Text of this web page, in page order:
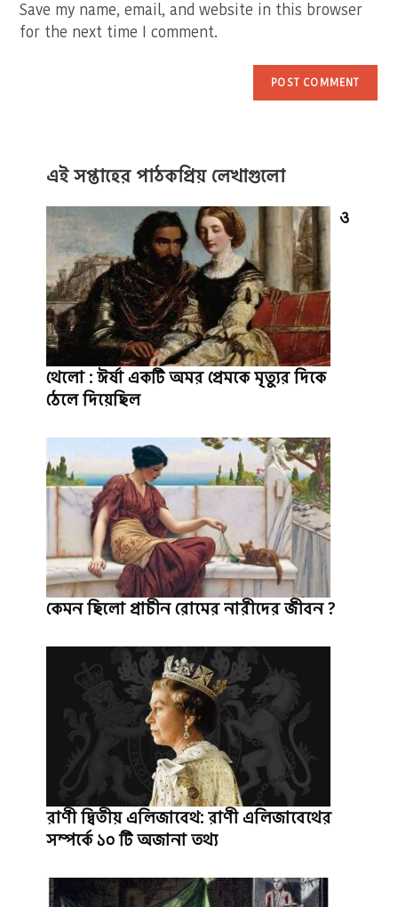
(optional)
Save my name, email, and website in this browser
for the next time I comment.
এই সপ্তাহের পাঠকপ্রিয় লেখাগুলো
ও
থেলো : ঈর্ষা একটি অমর প্রেমকে মৃত্যুর দিকে
ঠেলে দিয়েছিল
কেমন ছিলো প্রাচীন রোমের নারীদের জীবন ?
রাণী দ্বিতীয় এলিজাবেথ: রাণী এলিজাবেথের
সম্পর্কে ১০ টি অজানা তথ্য